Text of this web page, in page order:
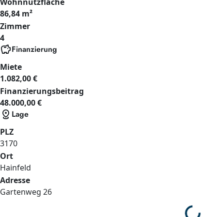
86,84 m²
Zimmer
4
savingsFinanzierung
Miete
1.082,00 €
Finanzierungsbeitrag
48.000,00 €
distance Lage
PLZ
3170
Ort
Hainfeld
Adresse
Gartenweg 26